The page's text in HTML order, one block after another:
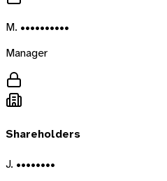
M. ••••••••••
Manager
Shareholders
J. ••••••••